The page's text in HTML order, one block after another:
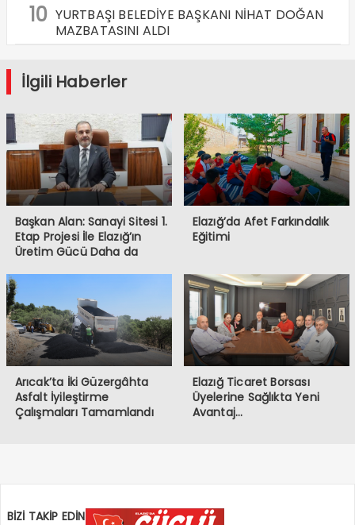
10 YURTBAŞI BELEDİYE BAŞKANI NİHAT DOĞAN
MAZBATASINI ALDI
İlgili Haberler
Başkan Alan: Sanayi Sitesi 1.
Etap Projesi İle Elazığ’ın
Üretim Gücü Daha da
Elazığ’da Afet Farkındalık
Eğitimi
Arıcak’ta İki Güzergâhta
Asfalt İyileştirme
Çalışmaları Tamamlandı
Elazığ Ticaret Borsası
Üyelerine Sağlıkta Yeni
Avantaj…
BİZİ TAKİP EDİN